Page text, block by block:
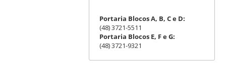
Portaria Blocos A, B, C e D:
(48) 3721-5511
Portaria Blocos E, F e G:
(48) 3721-9321